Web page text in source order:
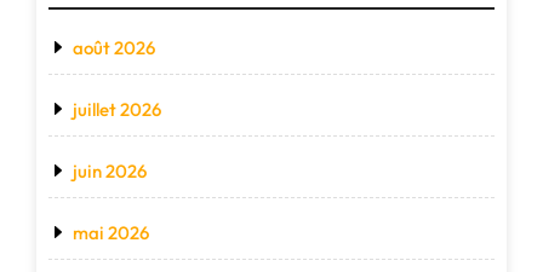
août 2026
juillet 2026
juin 2026
mai 2026